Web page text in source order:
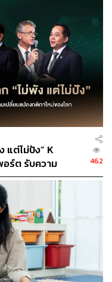
ยปี แม้บาทแข็ง
พิชัยกล่าวว่า ได้มีการ
ารแข็งค่าของเงินบาท
ะห์กันว่าการส่งออก
บาทไม่น่าจะมีผลกระ
าการส่งออกของไทยจะ
องเที่ยว
เนื่องจากการดูแลค่า
ายอย่าง
ชาติ เตรียมจะมีการ
กในประเด็นต่างๆ รวม
WEALTH
อใช้งานอยู่แล้วได้เลย
แต่ไม่ปัง” K
ร์ต รับความ
462